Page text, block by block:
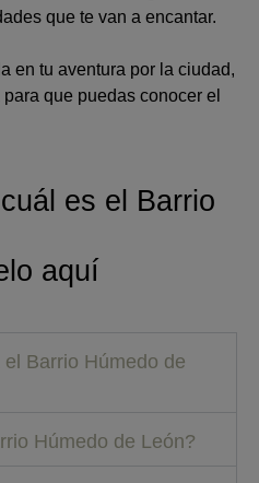
que te van a encantar.
en tu aventura por la ciudad,
que puedas conocer el
es el Barrio
aquí
Barrio Húmedo de
Húmedo de León?